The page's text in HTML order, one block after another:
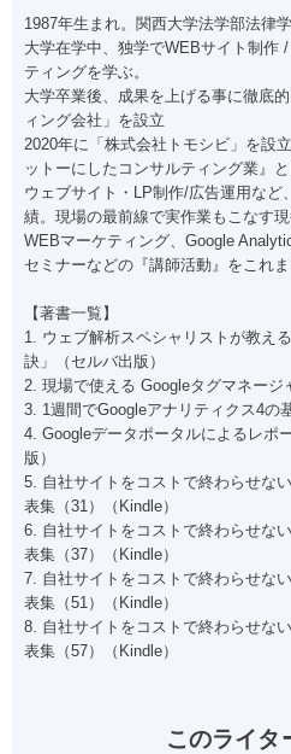
1987年生まれ。関西大学法学部法律学
大学在学中、独学でWEBサイト制作
ティングを学ぶ。
大学卒業後、成果を上げる事に徹底
ィング会社」を設立
2020年に「株式会社トモシビ」を設
ットーにしたコンサルティング業』
ウェブサイト・LP制作/広告運用など
績。現場の最前線で実作業もこなす
WEBマーケティング、Google
セミナーなどの『講師活動』をこれま
【著書一覧】
1. ウェブ解析スペシャリストが教え
訣」（セルバ出版）
2. 現場で使える Googleタグマネージ
3. 1週間でGoogleアナリティクス4の
4. Googleデータポータルによるレポ
版）
5. 自社サイトをコストで終わらせな
表集（31）（Kindle）
6. 自社サイトをコストで終わらせな
表集（37）（Kindle）
7. 自社サイトをコストで終わらせな
表集（51）（Kindle）
8. 自社サイトをコストで終わらせな
表集（57）（Kindle）
このライタ